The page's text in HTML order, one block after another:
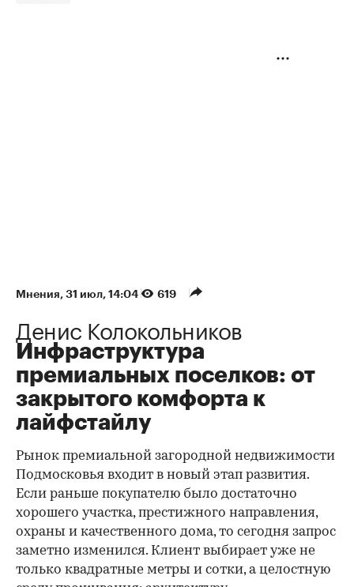
Мнения 31 июл, 14:04 619
Денис Колокольников
Инфраструктура
премиальных поселков: от
закрытого комфорта к
лайфстайлу
Рынок премиальной загородной недвижимости
Подмосковья входит в новый этап развития.
Если раньше покупателю было достаточно
хорошего участка, престижного направления,
охраны и качественного дома, то сегодня запрос
заметно изменился. Клиент выбирает уже не
только квадратные метры и сотки, а целостную